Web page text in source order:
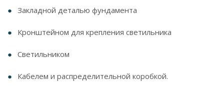
Закладной деталью фундамента
Кронштейном для крепления светильника
Светильником
Кабелем и распределительной коробкой.